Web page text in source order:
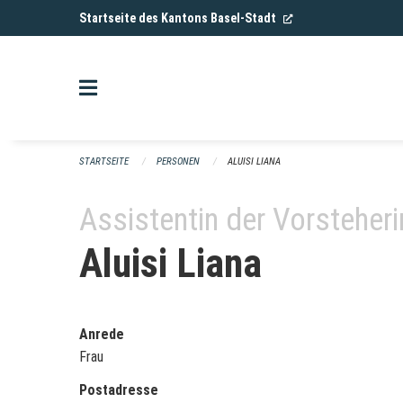
Navigation überspringenStartseite des Kantons Basel-Stadt (External Link)
STARTSEITE PERSONEN ALUISI LIANA
Assistentin der
Aluisi Liana
Anrede
Frau
Postadresse